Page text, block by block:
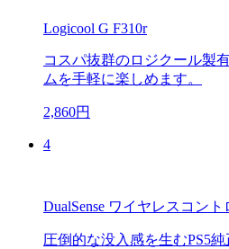
Logicool G F310r
コスパ抜群のロジクール製
ムを手軽に楽しめます。
2,860円
4
DualSense ワイヤレスコント
圧倒的な没入感を生むPS5